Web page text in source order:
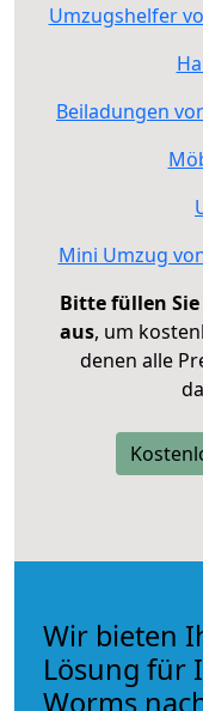
Umzugshelfer
Beiladungen
Mini Umzug
Bitte füllen
aus, um
denen alle
Wir bieten
Lösung für
Worms